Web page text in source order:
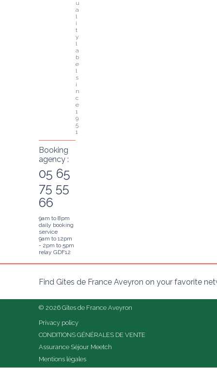
u
a
l
i
t
y
l
a
b
e
l
s
i
n
c
e
1
9
5
1
Booking
agency :
05 65
75 55
66
9am to 8pm
daily booking
service
9am to 12pm
- 2pm to 5pm
relay GDF12
Find Gîtes de France Aveyron on your favorite
© 2026 Gîtes de France Aveyron
Privacy policy
CONDITIONS GÉNÉRALES DE VENTE
Assurance Séjour Meetch
Mentions légales